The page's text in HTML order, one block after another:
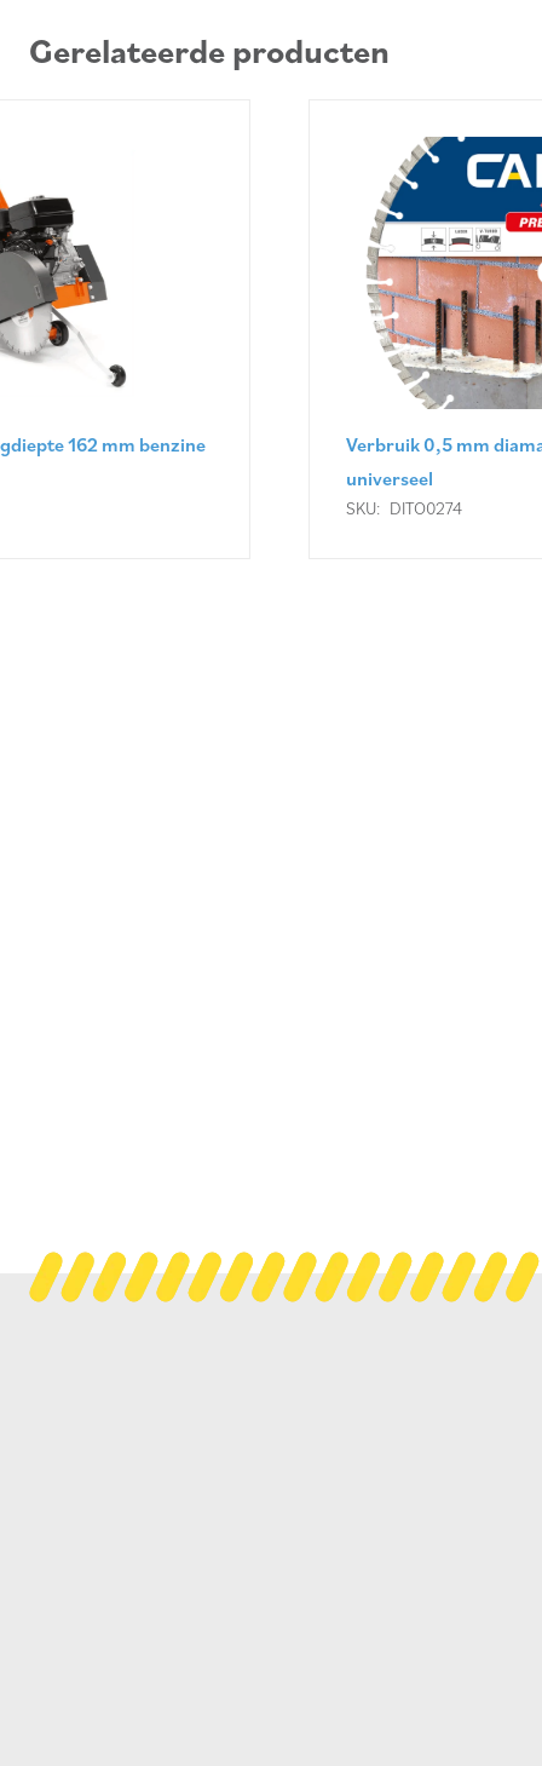
Gerelateerde producten
Verbruik 0,5 mm diamantzaagblad Ø 350 mm